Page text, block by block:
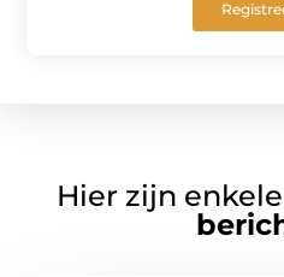
Hier zijn enkele